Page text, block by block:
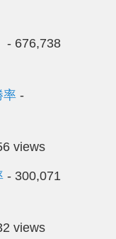
- 676,738
率 -
views
- 300,071
views